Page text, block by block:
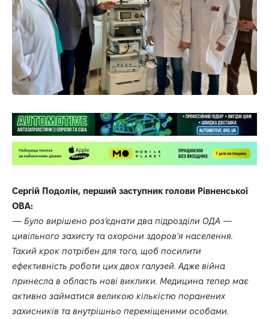
Сергій Подолін, перший заступник голови Рівненської
ОВА:
— Було вирішено роз’єднати два підрозділи ОДА —
цивільного захисту та охорони здоров’я населення.
Такий крок потрібен для того, щоб посилити
ефективність роботи цих двох галузей. Адже війна
принесла в область нові виклики. Медицина тепер має
активно займатися великою кількістю поранених
захисників та внутрішньо переміщеними особами.